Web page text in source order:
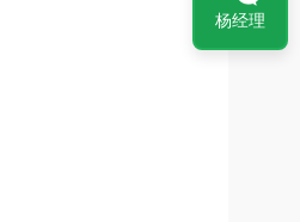
杨经理